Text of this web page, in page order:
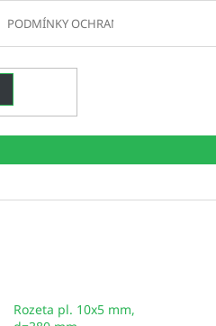
PODMÍNKY OCHRANY OSOBNÍCH
Rozeta pl. 10x5 mm,